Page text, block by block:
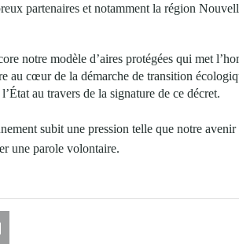
partenaires et notamment la région
notre modèle d’aires protégées qui met
au cœur de la démarche de transition
au travers de la signature de ce décret.
subit une pression telle que notre avenir
une parole volontaire.